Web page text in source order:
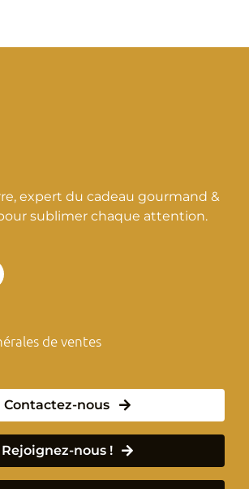
expert du cadeau gourmand &
sublimer chaque attention.
de ventes
Contactez-nous
Rejoignez-nous !